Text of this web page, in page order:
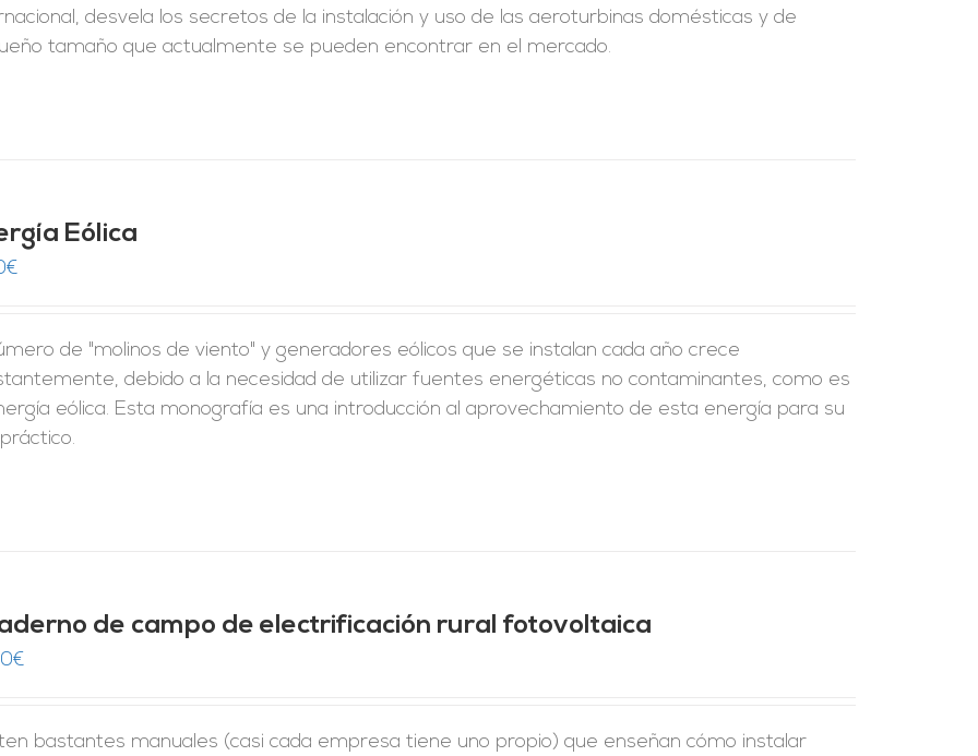
desvela los secretos de la instalación y uso de las aeroturbinas domésticas y de
tamaño que actualmente se pueden encontrar en el mercado.
Eólica
€
de "molinos de viento" y generadores eólicos que se instalan cada año crece
debido a la necesidad de utilizar fuentes energéticas no contaminantes, como es
eólica. Esta monografía es una introducción al aprovechamiento de esta energía para su
de campo de electrificación rural fotovoltaica
€
bastantes manuales (casi cada empresa tiene uno propio) que enseñan cómo instalar